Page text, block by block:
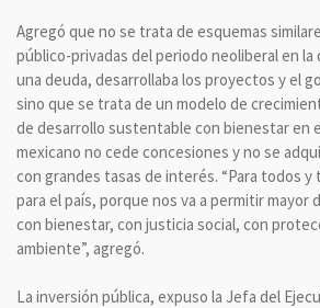
Agregó que no se trata de esquemas
público-privadas del periodo neoliberal en la
una deuda, desarrollaba los proyectos y el
sino que se trata de un modelo de
de desarrollo sustentable con bienestar en
mexicano no cede concesiones y no se
con grandes tasas de interés. “Para todos
para el país, porque nos va a permitir mayor
con bienestar, con justicia social, con
ambiente”, agregó.
La inversión pública, expuso la Jefa del